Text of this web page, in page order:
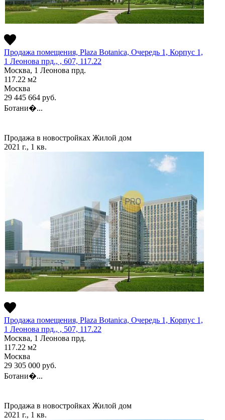
Продажа помещения, Plaza Botanica, Очередь 1, Корпус 1,
1 Леонова прд., , 607, 117.22
Москва, 1 Леонова прд.
117.22 м2
Москва
29 445 664 руб.
Ботани�...
Продажа в новостройках Жилой дом
2021 г., 1 кв.
Продажа помещения, Plaza Botanica, Очередь 1, Корпус 1,
1 Леонова прд., , 507, 117.22
Москва, 1 Леонова прд.
117.22 м2
Москва
29 305 000 руб.
Ботани�...
Продажа в новостройках Жилой дом
2021 г., 1 кв.